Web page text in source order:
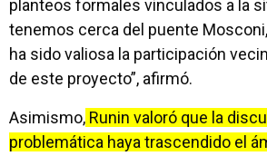
planteos formales vinculados a la
tenemos cerca del puente
ha sido valiosa la participación
de este proyecto”, afirmó.
Asimismo, Runin valoró que la
problemática haya trascendido el